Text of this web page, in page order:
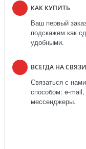
КАК КУПИТЬ
Ваш первый
подскажем как
удобными.
ВСЕГДА НА СВЯЗИ
Связаться с
способом: e-
мессенджеры.